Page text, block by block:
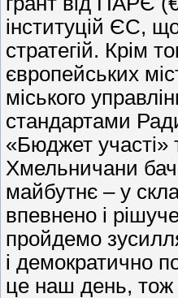
інституцій ЄС,
стратегій. Крім
європейських
міського
стандартами
«Бюджет участі»
Хмельничани
майбутнє – у
впевнено і
пройдемо
і демократично
це наш день,